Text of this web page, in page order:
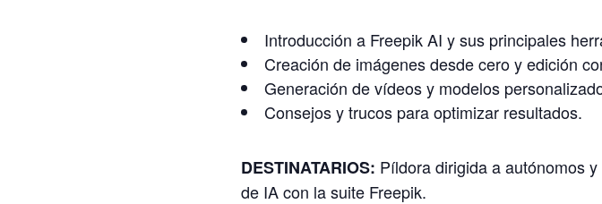
Introducción a Freepik AI y sus principales
Creación de imágenes desde cero y edición
Generación de vídeos y modelos
Consejos y trucos para optimizar resultados.
DESTINATARIOS: Píldora dirigida a autónomos
de IA con la suite Freepik.